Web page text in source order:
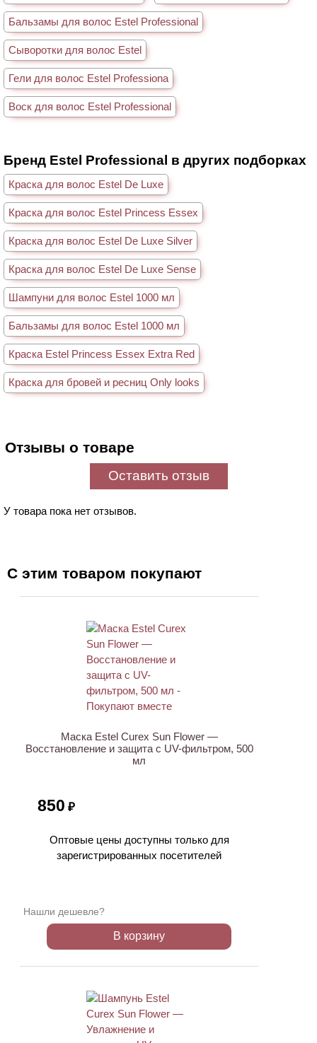
Бальзамы для волос Estel Professional
Сыворотки для волос Estel
Гели для волос Estel Professiona
Воск для волос Estel Professional
Бренд Estel Professional в других подборках
Краска для волос Estel De Luxe
Краска для волос Estel Princess Essex
Краска для волос Estel De Luxe Silver
Краска для волос Estel De Luxe Sense
Шампуни для волос Estel 1000 мл
Бальзамы для волос Estel 1000 мл
Краска Estel Princess Essex Extra Red
Краска для бровей и ресниц Only looks
Отзывы о товаре
Оставить отзыв
У товара пока нет отзывов.
С этим товаром покупают
Маска Estel Curex Sun Flower —
Восстановление и защита с UV-фильтром, 500
мл
850 ₽
Оптовые цены доступны только для
зарегистрированных посетителей
Нашли дешевле?
В корзину